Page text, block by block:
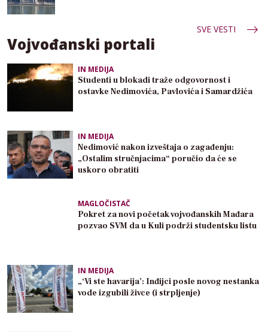
SVE VESTI
Vojvođanski portali
IN MEDIJA
Studenti u blokadi traže odgovornost i
ostavke Nedimovića, Pavlovića i Samardžića
IN MEDIJA
Nedimović nakon izveštaja o zagađenju:
„Ostalim stručnjacima“ poručio da će se
uskoro obratiti
MAGLOČISTAČ
Pokret za novi početak vojvođanskih Mađara
pozvao SVM da u Kuli podrži studentsku listu
IN MEDIJA
„‘Vi ste havarija’: Inđijci posle novog nestanka
vode izgubili živce (i strpljenje)